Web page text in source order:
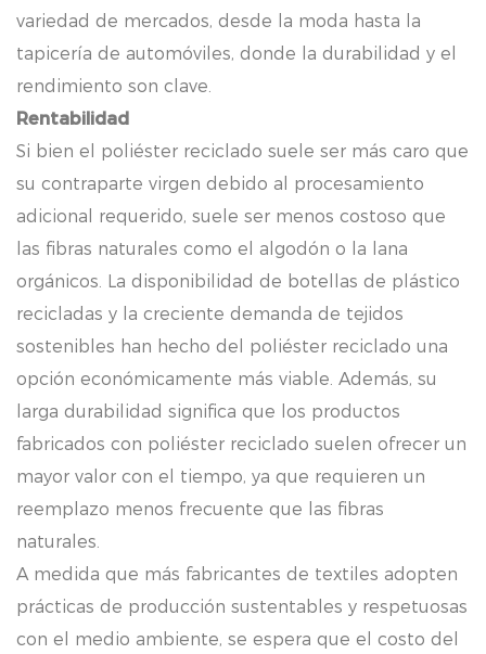
variedad de mercados, desde la moda hasta la
tapicería de automóviles, donde la durabilidad y el
rendimiento son clave.
Rentabilidad
Si bien el poliéster reciclado suele ser más caro que
su contraparte virgen debido al procesamiento
adicional requerido, suele ser menos costoso que
las fibras naturales como el algodón o la lana
orgánicos. La disponibilidad de botellas de plástico
recicladas y la creciente demanda de tejidos
sostenibles han hecho del poliéster reciclado una
opción económicamente más viable. Además, su
larga durabilidad significa que los productos
fabricados con poliéster reciclado suelen ofrecer un
mayor valor con el tiempo, ya que requieren un
reemplazo menos frecuente que las fibras
naturales.
A medida que más fabricantes de textiles adopten
prácticas de producción sustentables y respetuosas
con el medio ambiente, se espera que el costo del